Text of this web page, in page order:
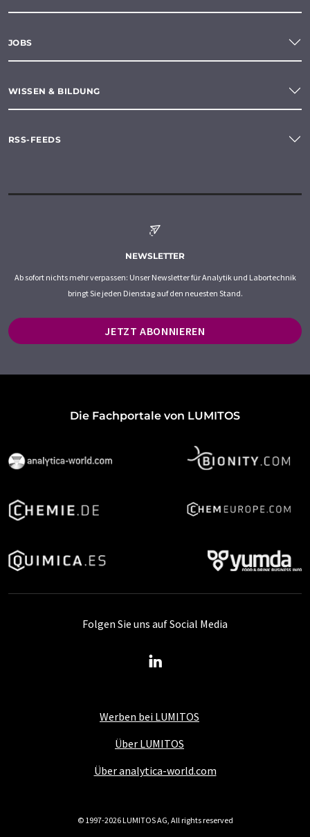
JOBS
WISSEN & BILDUNG
RSS-FEEDS
NEWSLETTER
Ab sofort nichts mehr verpassen: Unser Newsletter für Analytik und Labortechnik
bringt Sie jeden Dienstag auf den neuesten Stand.
JETZT ABONNIEREN
Die Fachportale von LUMITOS
Werben bei LUMITOS
Über LUMITOS
Über analytica-world.com
Folgen Sie uns auf Social Media
© 1997-2026 LUMITOS AG, All rights reserved